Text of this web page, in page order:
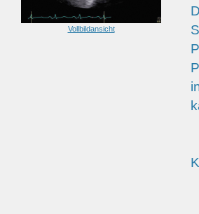
Vollbildansicht